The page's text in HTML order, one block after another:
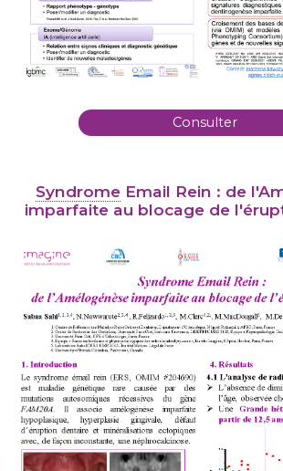
Consulter
Syndrome Email Rein : de
imparfaite au blocage de